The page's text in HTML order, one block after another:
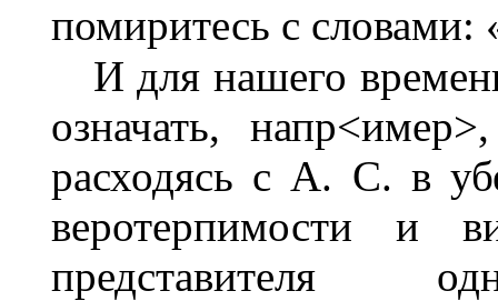
помиритесь с словами:
И для нашего
означать,
расходясь с А. С. в
веротерпимости и
представителя